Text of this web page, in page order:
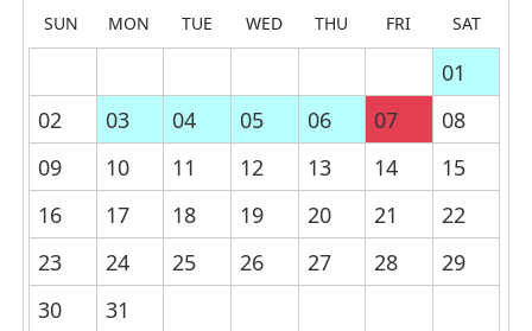
SUN MON TUE WED THU FRI SAT
01
02
03 04 05 06 07
08
09
10 11 12 13 14
15
16
17 18 19 20 21
22
23
24 25 26 27 28
29
30
31